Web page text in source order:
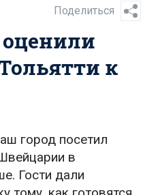
Поделиться
к
город посетил
в
Гости дали